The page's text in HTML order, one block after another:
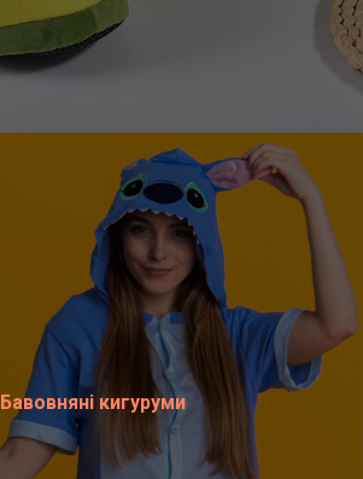
Бавовняні кигуруми